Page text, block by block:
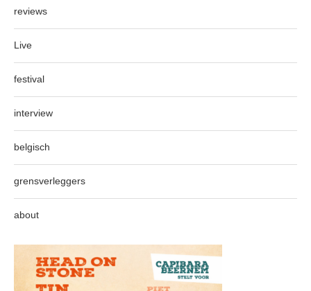
reviews
Live
festival
interview
belgisch
grensverleggers
about